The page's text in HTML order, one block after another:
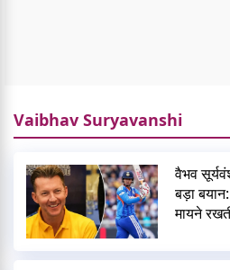
Vaibhav Suryavanshi
वैभव
बड़ा
मायने